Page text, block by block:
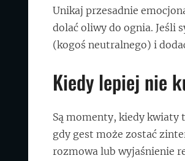
Unikaj przesadnie
dolać oliwy do ognia. Jeśli
(kogoś neutralnego) i
Kiedy lepiej nie
Są momenty, kiedy kwiaty
gdy gest może zostać
rozmowa lub wyjaśnienie